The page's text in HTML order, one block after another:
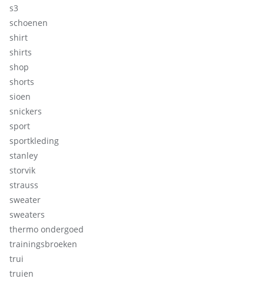
s3
schoenen
shirt
shirts
shop
shorts
sioen
snickers
sport
sportkleding
stanley
storvik
strauss
sweater
sweaters
thermo ondergoed
trainingsbroeken
trui
truien